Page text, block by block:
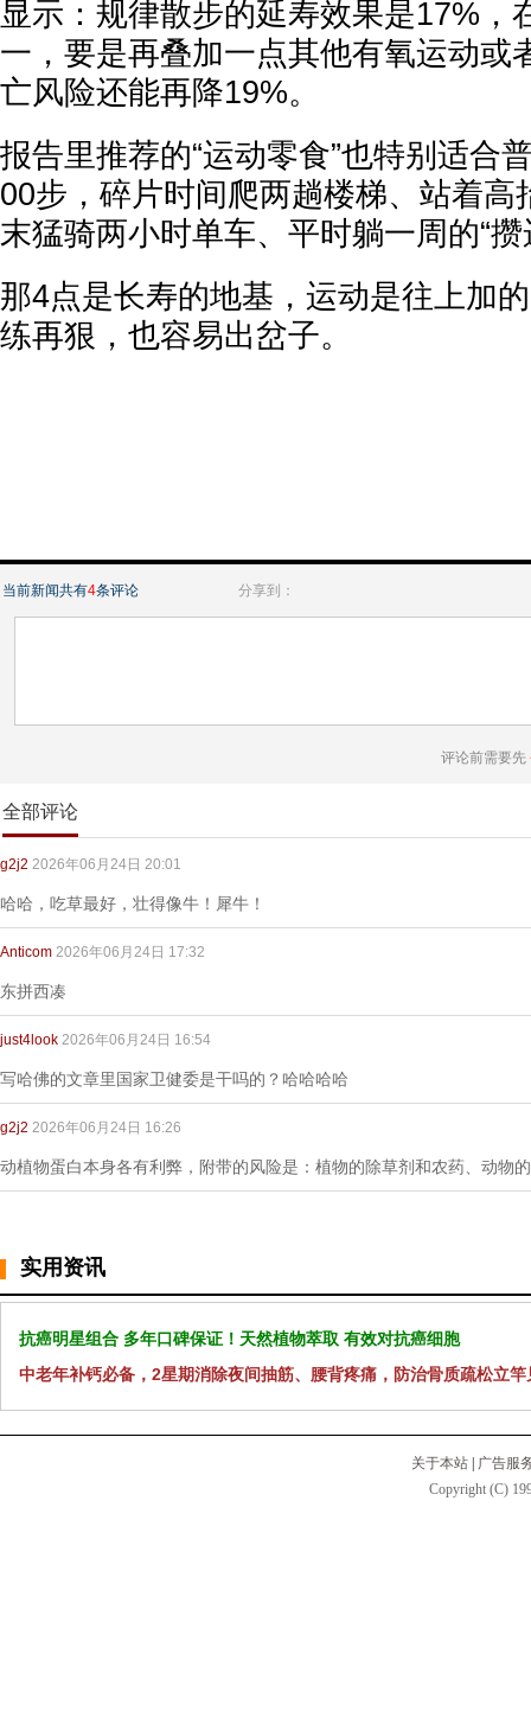
显示：规律散步的延寿效果是17%，
一，要是再叠加一点其他有氧运动或
亡风险还能再降19%。
报告里推荐的“运动零食”也特别适合
00步，碎片时间爬两趟楼梯、站着高
末猛骑两小时单车、平时躺一周的“
那4点是长寿的地基，运动是往上加
练再狠，也容易出岔子。
当前新闻共有4条评论 分享到：
评论前需要先
全部评论
g2j2 2026年06月24日 20:01
哈哈，吃草最好，壮得像牛！犀牛！
Anticom 2026年06月24日 17:32
东拼西凑
just4look 2026年06月24日 16:54
写哈佛的文章里国家卫健委是干吗的？哈哈哈哈
g2j2 2026年06月24日 16:26
动植物蛋白本身各有利弊，附带的风险是：植物的除草剂和农药、动物
实用资讯
抗癌明星组合 多年口碑保证！天然植物萃取 有效对抗癌细胞
中老年补钙必备，2星期消除夜间抽筋、腰背疼痛，防治骨质疏松立竿
关于本站
广告服
Copyright (C)